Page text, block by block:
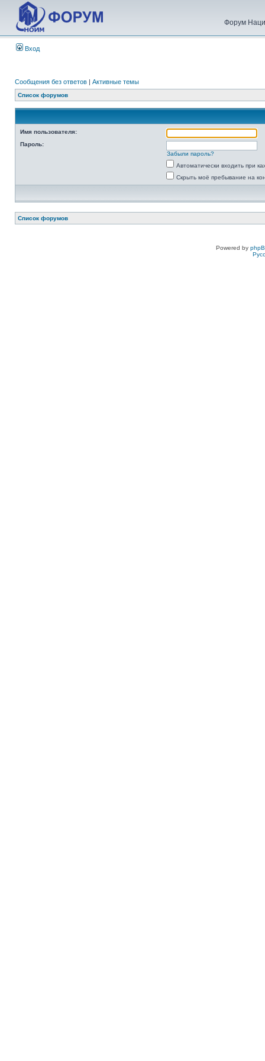
Форум
Вход
Сообщения без ответов | Активные темы
Список форумов
Имя пользователя:
Пароль:
Забыли пароль?
Автоматически входить при
Скрыть моё пребывание на
Список форумов
Powered by